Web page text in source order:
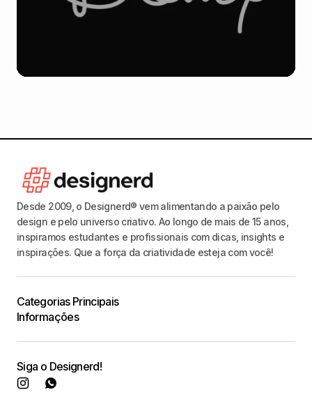
Desde 2009, o Designerd® vem alimentando a paixão pelo
design e pelo universo criativo. Ao longo de mais de 15 anos,
inspiramos estudantes e profissionais com dicas, insights e
inspirações. Que a força da criatividade esteja com você!
Categorias Principais
Informações
Siga o Designerd!